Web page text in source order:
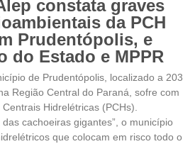
constata graves
da PCH
Prudentópolis, e
do Estado e MPPR
de Prudentópolis, localizado a 203
Região Central do Paraná, sofre com
Hidrelétricas (PCHs).
cachoeiras gigantes”, o município
que colocam em risco todo o